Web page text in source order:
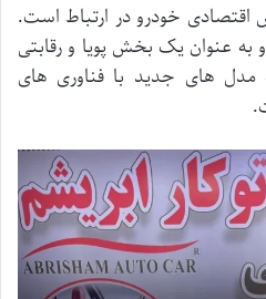
اقتصادی خودرو در ارتباط است.
به عنوان یک بخش پویا و رقابتی
مدل های جدید با فناوری های